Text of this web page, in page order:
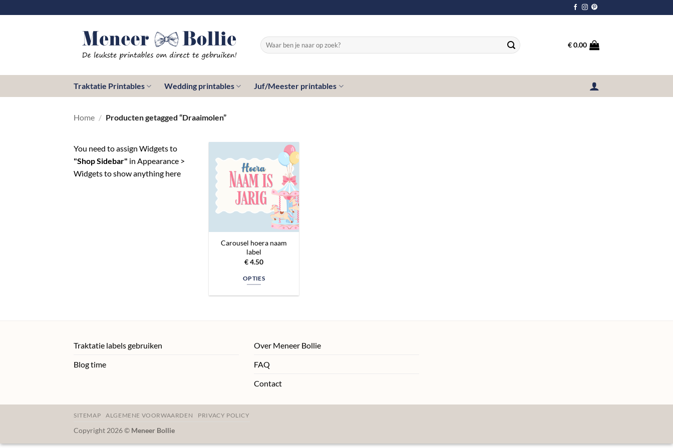
naar
Zoeken
naar:
€0.00
Traktatie Printables Wedding printables Juf/Meester printables
Home / Producten getagged “Draaimolen”
You need to assign Widgets to
"Shop Sidebar" in Appearance >
Widgetsto show anything here
Carousel hoera naam
label
€4.50
OPTIES
Traktatie labels gebruiken
Blog time
Over Meneer Bollie
FAQ
Contact
SITEMAP ALGEMENE VOORWAARDEN PRIVACY POLICY
Copyright 2026 © Meneer Bollie